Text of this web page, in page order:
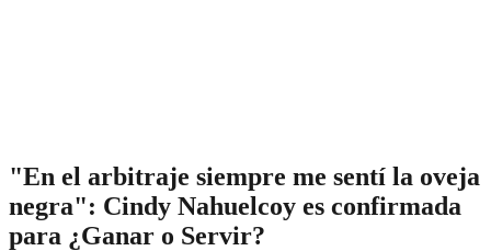
"En el arbitraje siempre me sentí la oveja
negra": Cindy Nahuelcoy es confirmada
para ¿Ganar o Servir?